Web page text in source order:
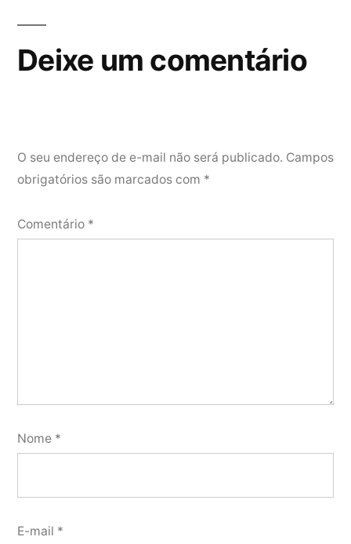
Deixe um comentário
O seu endereço de e-mail não será publicado. Campos
obrigatórios são marcados com *
Comentário *
Nome *
E-mail *